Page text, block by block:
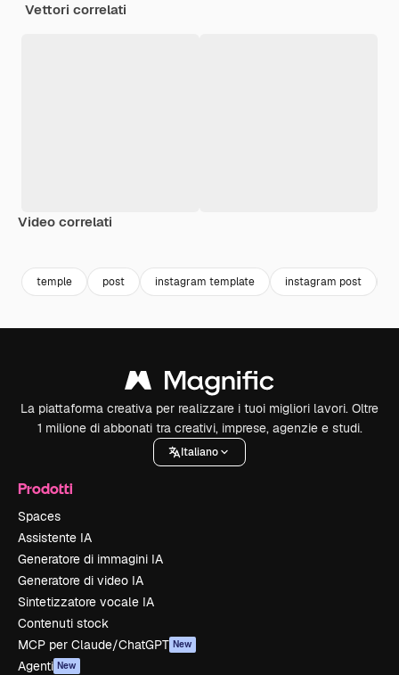
Vettori correlati
Video correlati
temple post instagram template instagram post
La piattaforma creativa per realizzare i tuoi migliori lavori. Oltre
1 milione di abbonati tra creativi, imprese, agenzie e studi.
Italiano
Prodotti
Spaces
Assistente IA
Generatore di immagini IA
Generatore di video IA
Sintetizzatore vocale IA
Contenuti stock
MCP per Claude/ChatGPT New
Agenti New